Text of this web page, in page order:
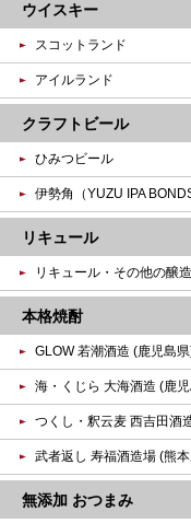
ウイスキー
スコットランド
アイルランド
クラフトビール
ひみつビール
伊勢角（YUZU IPA
リキュール
リキュール・その他の醸
本格焼酎
GLOW 若潮酒造 (鹿児島
海・くじら 大海酒造 (鹿
つくし・釈云麦 西吉田酒
武者返し 寿福酒造場 (熊
無添加 おつまみ